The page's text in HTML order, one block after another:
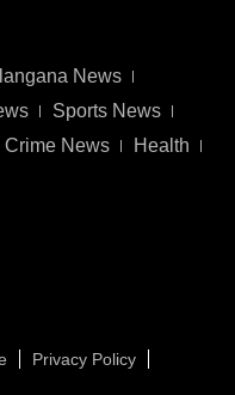
News
Sports News
Crime News Health
Privacy Policy